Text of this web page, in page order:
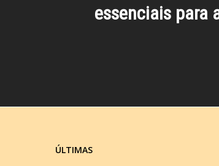
essenciais para
ÚLTIMAS